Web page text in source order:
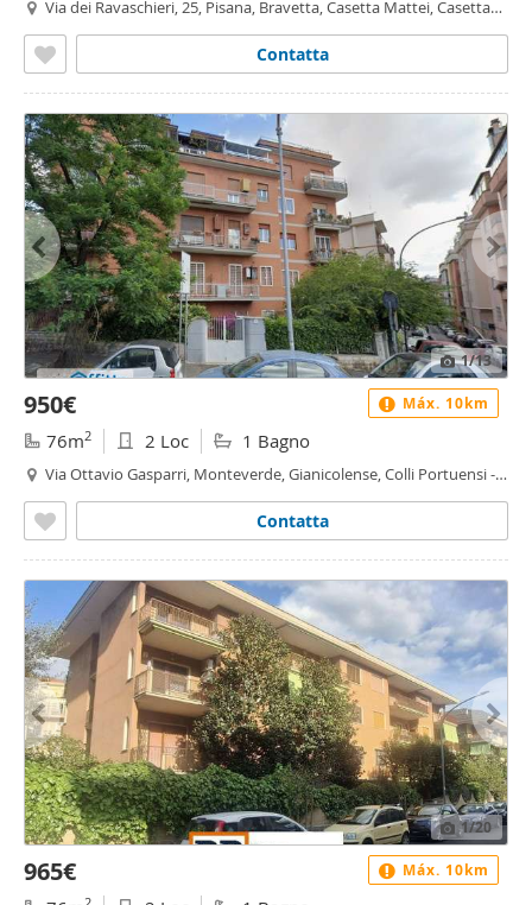
Via dei Ravaschieri, 25, Pisana, Bravetta, Casetta Mattei, Casetta
Contatta
1/13
950€
76m2 2 Loc 1 Bagno
Via Ottavio Gasparri, Monteverde, Gianicolense, Colli Portuensi -
Contatta
Máx. 10km
1/20
965€ Máx. 10km